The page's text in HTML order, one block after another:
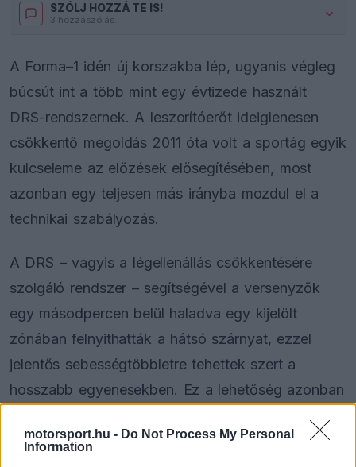
motorsport.hu - Do Not Process My Personal
Information
SZÓLJ HOZZÁ TE IS!
3 hozzászólás.
A Forma–1 idén új korszakba lép, ugyanis végleg
búcsút int a több mint egy évtizede használt
DRS-rendszernek. A leszorítóerőt ideiglenesen
csökkentő megoldás 2011 óta volt a sportág egyik
kulcseleme az előzések elősegítésében, most
azonban egy teljesen más irányba mozdul el a
technikai szabályozás.
A DRS – vagyis a légellenállás csökkentésére
szolgáló rendszer – segítségével a versenyzők
egy másodpercen belül haladva egy kijelölt
zónában felnyithatták a hátsó szárnyat, ezzel
jelentős sebességtöbbletre tehettek szert a
hosszabb egyenesekben. Ez a lehetőség azonban